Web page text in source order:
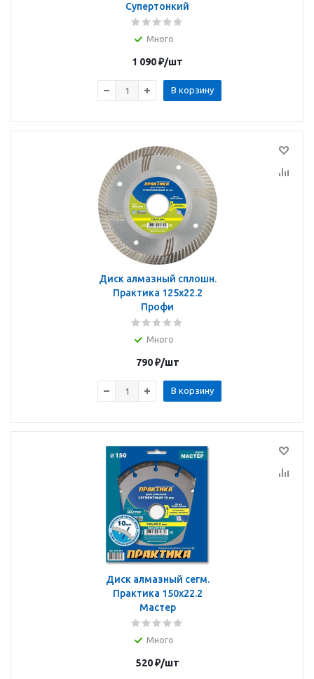
Супертонкий
Много
1 090₽/шт
В корзину
Диск алмазный сплошн.
Практика 125х22.2
Профи
Много
790₽/шт
В корзину
Диск алмазный сегм.
Практика 150х22.2
Мастер
Много
520₽/шт